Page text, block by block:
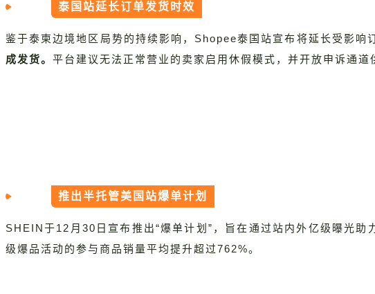
泰国站延长订单发货时效
鉴于泰柬边境地区局势的持续影响，Shopee泰国站宣布将延长受影响
成发货。 平台建议无法正常营业的卖家启用休假模式，并开放申诉通道
推出半托管美国站爆单计划
SHEIN于12月30日宣布推出“爆单计划”，旨在通过站内外亿级曝光
级爆品活动的参与商品销量平均提升超过762%。